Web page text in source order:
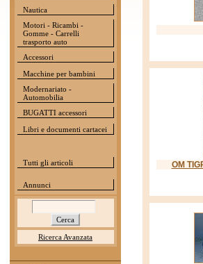
Nautica
Motori - Ricambi -
Gomme - Carrelli
trasporto auto
Accessori
Macchine per bambini
Modernariato -
Automobilia
BUGATTI accessori
Libri e documenti cartacei
Tutti gli articoli
Annunci
Ricerca Avanzata
OM